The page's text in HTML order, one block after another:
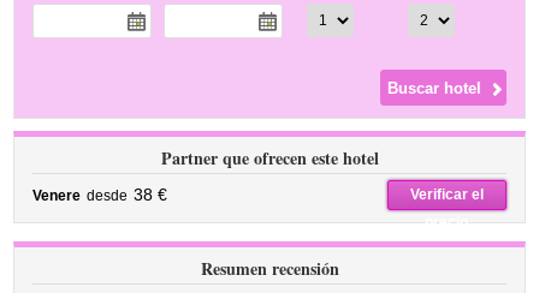
Partner que ofrecen este hotel
Venere desde 38 €
Verificar el
precio
Resumen recensión